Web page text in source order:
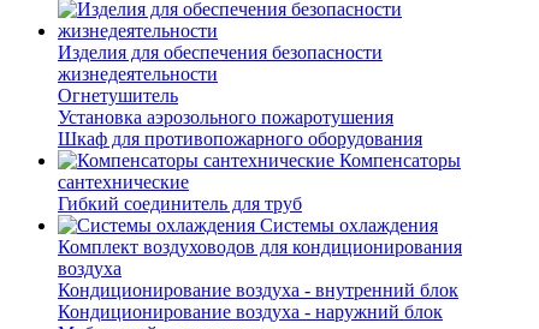
Изделия для обеспечения безопасности
жизнедеятельности
Огнетушитель
Установка аэрозольного пожаротушения
Шкаф для противопожарного оборудования
Компенсаторы
сантехнические
Гибкий соединитель для труб
Системы охлаждения
Комплект воздуховодов для кондиционирования
воздуха
Кондиционирование воздуха - внутренний блок
Кондиционирование воздуха - наружний блок